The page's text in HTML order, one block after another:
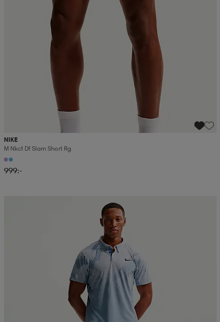
NIKE
M Nkct Df Slam Short Rg
999:-